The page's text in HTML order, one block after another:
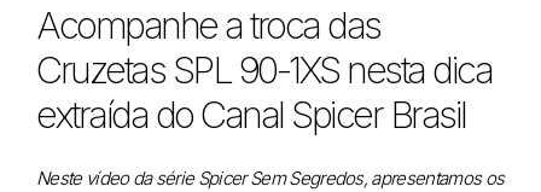
Acompanhe a troca das
Cruzetas SPL 90-1XS nesta dica
extraída do Canal Spicer Brasil
Neste vídeo da série Spicer Sem Segredos, apresentamos os